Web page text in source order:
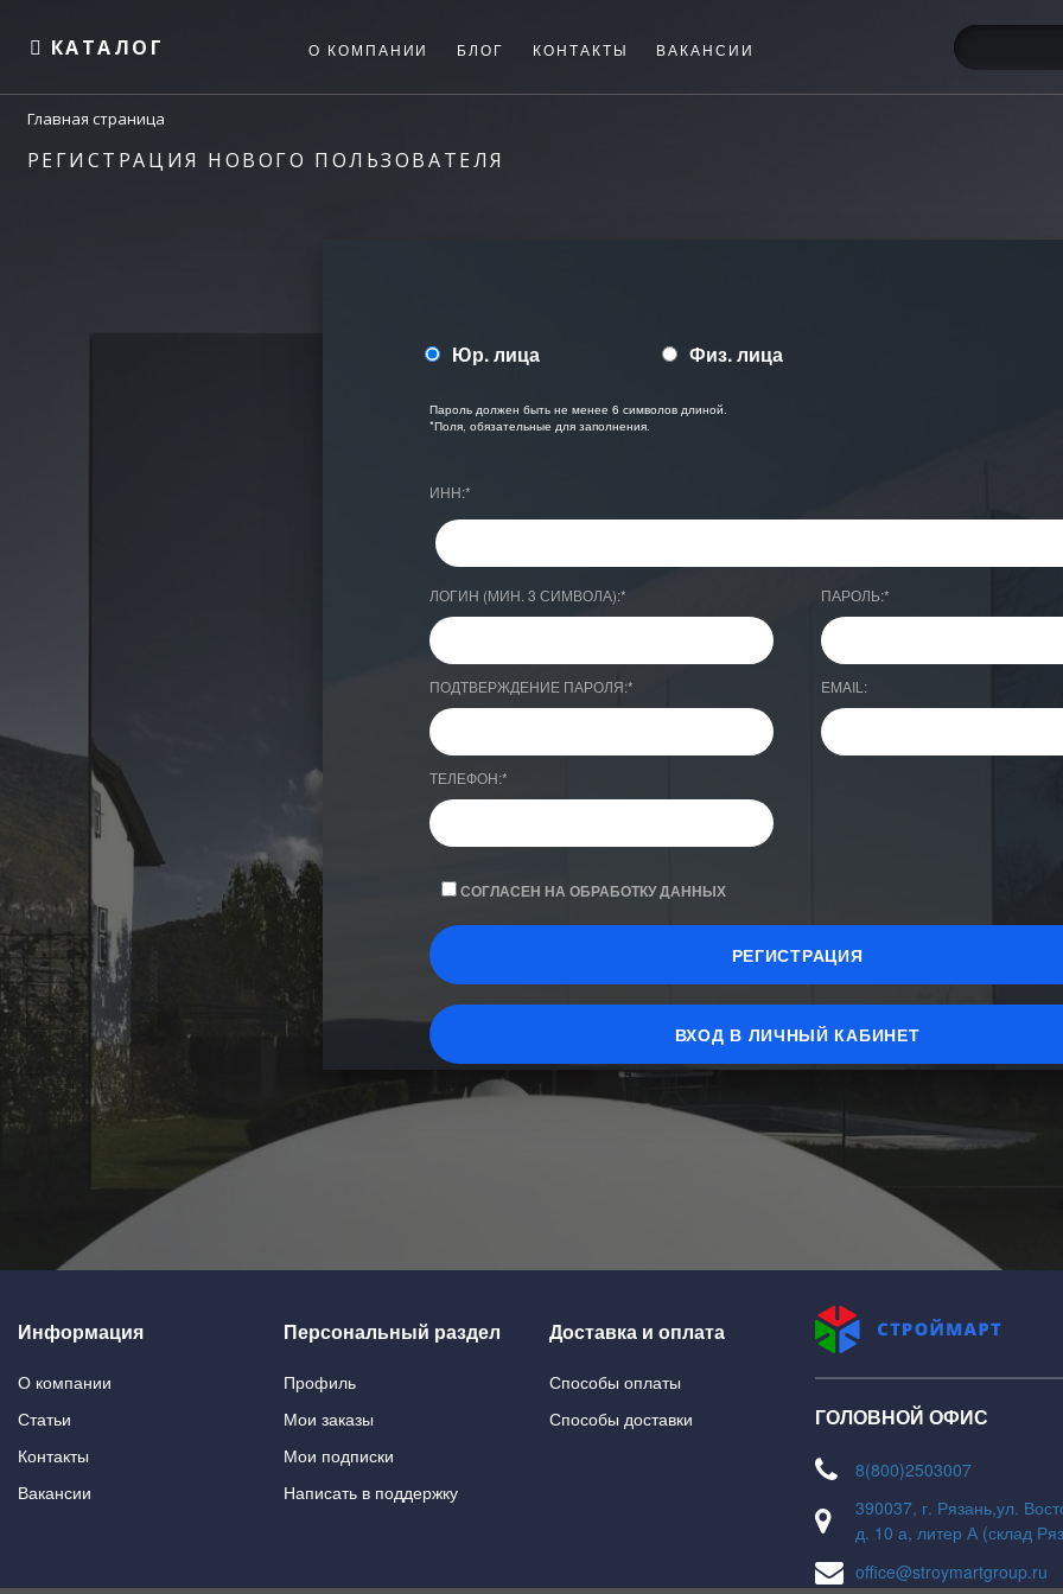
КАТАЛОГ О КОМПАНИИ БЛОГ КОНТАКТЫ ВАКАНСИИ
Главная страница
РЕГИСТРАЦИЯ НОВОГО ПОЛЬЗОВАТЕЛЯ
Юр. лица Физ. лица
Пароль должен быть не менее 6 символов длиной.
*Поля, обязательные для заполнения.
ИНН:*
ЛОГИН (МИН. 3 СИМВОЛА):* ПАРОЛЬ:*
ПОДТВЕРЖДЕНИЕ ПАРОЛЯ:* EMAIL:
ТЕЛЕФОН:*
СОГЛАСЕН НА ОБРАБОТКУ ДАННЫХ
ВХОД В ЛИЧНЫЙ КАБИНЕТ
Информация
О компании
Статьи
Контакты
Вакансии
Персональный раздел
Профиль
Мои заказы
Мои подписки
Написать в поддержку
Доставка и оплата
Способы оплаты
Способы доставки
ГОЛОВНОЙ ОФИС
8(800)2503007
390037, г. Рязань,ул.
д. 10 а, литер А (склад
office@stroymartgroup.ru